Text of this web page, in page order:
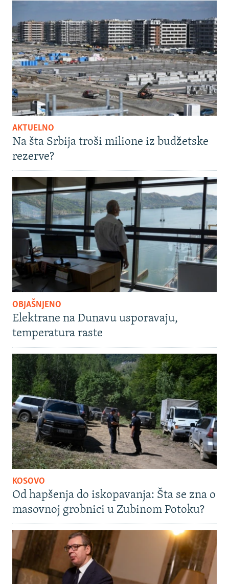
AKTUELNO
Na šta Srbija troši milione iz budžetske
rezerve?
OBJAŠNJENO
Elektrane na Dunavu usporavaju,
temperatura raste
KOSOVO
Od hapšenja do iskopavanja: Šta se zna o
masovnoj grobnici u Zubinom Potoku?